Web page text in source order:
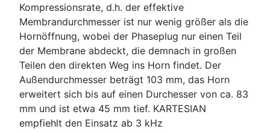
Kompressionsrate, d.h. der effektive
Membrandurchmesser ist nur wenig größer als die
Hornöffnung, wobei der Phaseplug nur einen Teil
der Membrane abdeckt, die demnach in großen
Teilen den direkten Weg ins Horn findet. Der
Außendurchmesser beträgt 103 mm, das Horn
erweitert sich bis auf einen Durchesser von ca. 83
mm und ist etwa 45 mm tief. KARTESIAN
empfiehlt den Einsatz ab 3 kHz